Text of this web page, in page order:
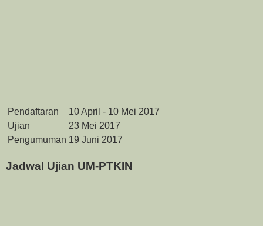
Pendaftaran
10 April - 10 Mei 2017
Ujian
23 Mei 2017
Pengumuman 19 Juni 2017
Jadwal Ujian UM-PTKIN